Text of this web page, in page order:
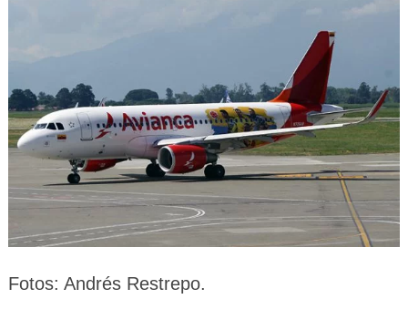
Fotos: Andrés Restrepo.